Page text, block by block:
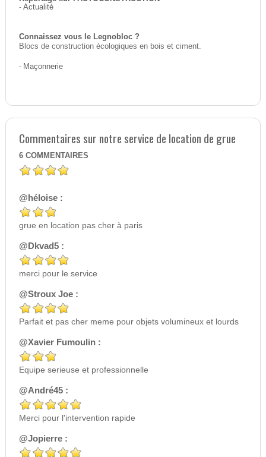
- Actualité
Connaissez vous le Legnobloc ?
Blocs de construction écologiques en bois et ciment.
- Maçonnerie
Commentaires sur notre service de location de grue
6 COMMENTAIRES
@héloise :
grue en location pas cher à paris
@Dkvad5 :
merci pour le service
@Stroux Joe :
Parfait et pas cher meme pour objets volumineux et lourds
@Xavier Fumoulin :
Equipe serieuse et professionnelle
@André45 :
Merci pour l'intervention rapide
@Jopierre :